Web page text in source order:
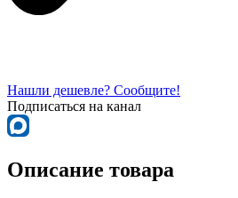
Нашли дешевле? Сообщите!
Подписаться на канал
Описание товара